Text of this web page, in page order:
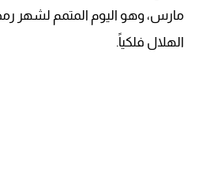
مارس، وهو اليوم المتمم لشهر
الهلال فلكياً.